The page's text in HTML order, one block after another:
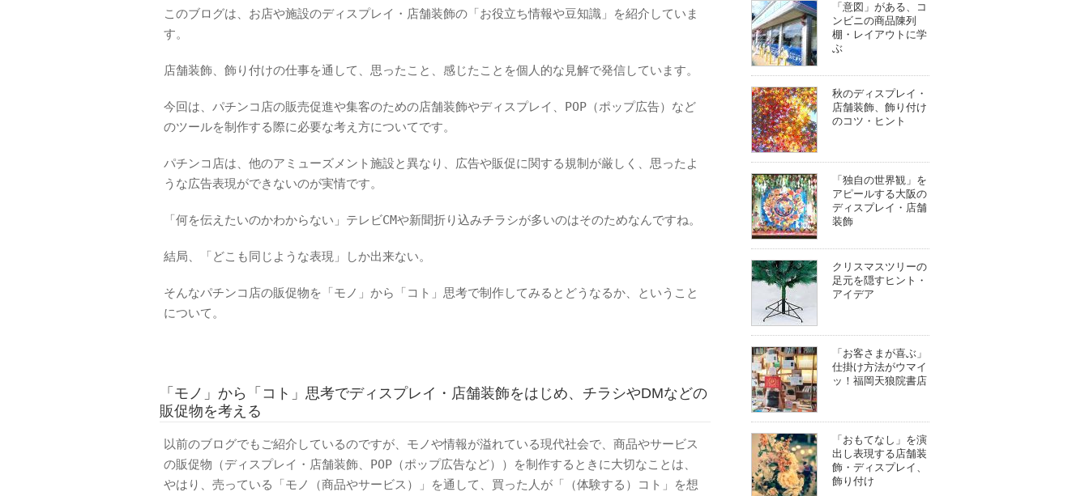
このブログは、お店や施設のディスプレイ・店舗装飾の「お役立ち情報や豆知識」を紹介していま
す。
店舗装飾、飾り付けの仕事を通して、思ったこと、感じたことを個人的な見解で発信しています。
今回は、パチンコ店の販売促進や集客のための店舗装飾やディスプレイ、POP（ポップ広告）など
のツールを制作する際に必要な考え方についてです。
パチンコ店は、他のアミューズメント施設と異なり、広告や販促に関する規制が厳しく、思ったよ
うな広告表現ができないのが実情です。
「何を伝えたいのかわからない」テレビCMや新聞折り込みチラシが多いのはそのためなんですね。
結局、「どこも同じような表現」しか出来ない。
そんなパチンコ店の販促物を「モノ」から「コト」思考で制作してみるとどうなるか、ということ
について。
「モノ」から「コト」思考でディスプレイ・店舗装飾をはじめ、チラシやDMなどの
販促物を考える
以前のブログでもご紹介しているのですが、モノや情報が溢れている現代社会で、商品やサービス
の販促物（ディスプレイ・店舗装飾、POP（ポップ広告など））を制作するときに大切なことは、
やはり、 売っている「モノ（商品やサービス）」を通して、買った人が「（体験する）コト」を想
「意図」がある、コ
ンビニの商品陳列
棚・レイアウトに学
ぶ
秋のディスプレイ・
店舗装飾、飾り付け
のコツ・ヒント
「独自の世界観」を
アピールする大阪の
ディスプレイ・店舗
装飾
クリスマスツリーの
足元を隠すヒント・
アイデア
「お客さまが喜ぶ」
仕掛け方法がウマイ
ッ！福岡天狼院書店
「おもてなし」を演
出し表現する店舗装
飾・ディスプレイ、
飾り付け